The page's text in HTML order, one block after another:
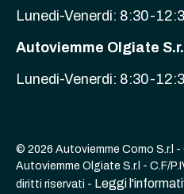
Lunedi-Venerdi: 8:30-
Autoviemme Olgiate
Lunedi-Venerdi: 8:30-
© 2026 Autoviemme Como S.r.l -
Autoviemme Olgiate S.r.l - C.F/
diritti riservati - Leggi